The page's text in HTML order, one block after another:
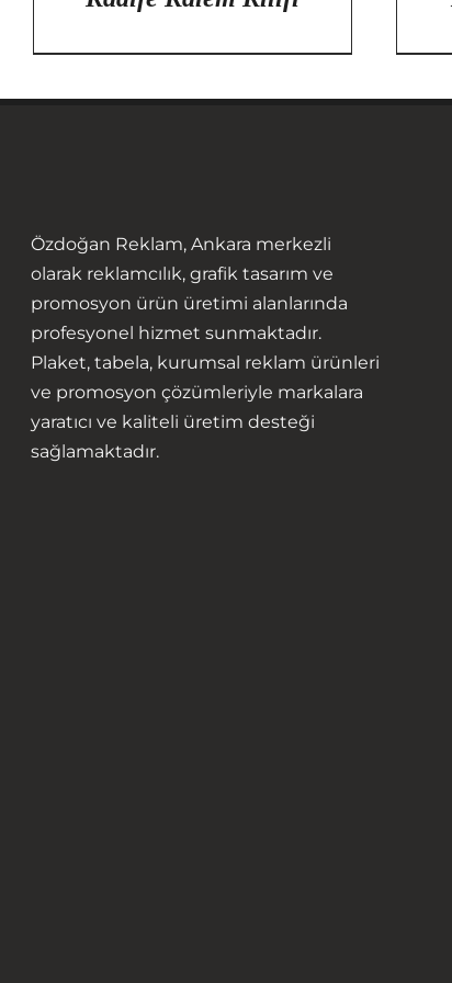
Özdoğan Reklam, Ankara merkezli
olarak reklamcılık, grafik tasarım ve
promosyon ürün üretimi alanlarında
profesyonel hizmet sunmaktadır.
Plaket, tabela, kurumsal reklam ürünleri
ve promosyon çözümleriyle markalara
yaratıcı ve kaliteli üretim desteği
sağlamaktadır.